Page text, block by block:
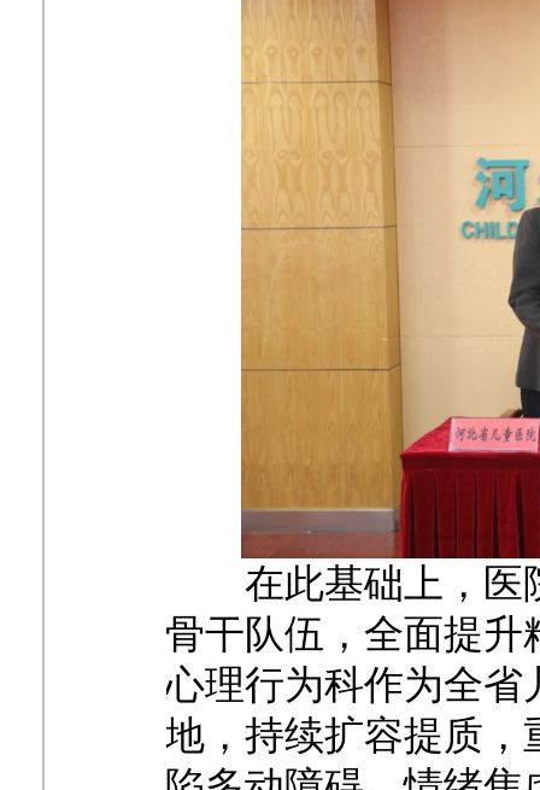
在此基础上，医
骨干队伍，全面提
心理行为科作为全
地，持续扩容提质